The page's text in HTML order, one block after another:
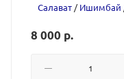
Салават /Ишимбай
8 000 р.